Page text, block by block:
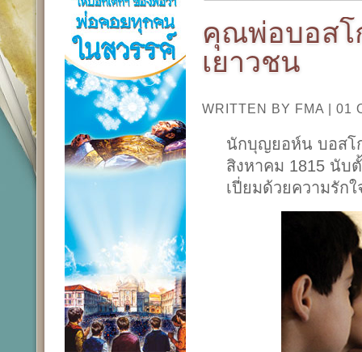
คุณพ่อบอสโ
เยาวชน
WRITTEN BY FMA 01
นักบุญยอห์น บอสโ
สิงหาคม 1815 นับ
เปี่ยมด้วยความรัก